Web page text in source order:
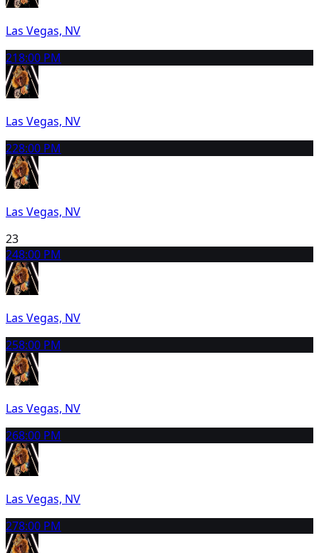
Las Vegas, NV
218:00 PM
Las Vegas, NV
228:00 PM
Las Vegas, NV
23
248:00 PM
Las Vegas, NV
258:00 PM
Las Vegas, NV
268:00 PM
Las Vegas, NV
278:00 PM